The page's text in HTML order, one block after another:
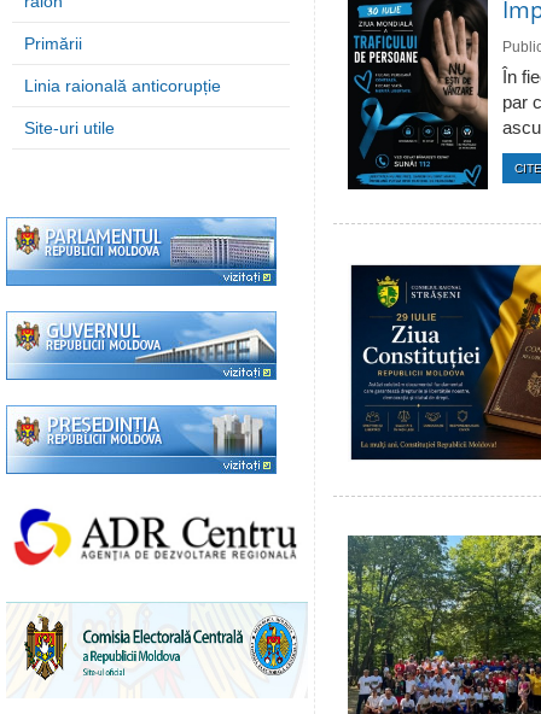
Primării
Linia raională anticorupție
Site-uri utile
În
par